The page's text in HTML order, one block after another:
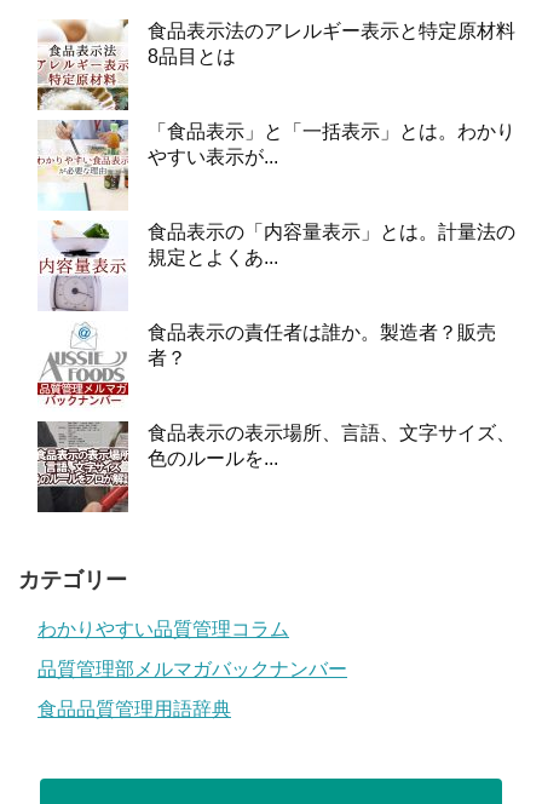
食品表示法のアレルギー表示と特定原材料
8品目とは
「食品表示」と「一括表示」とは。わかり
やすい表示が...
食品表示の「内容量表示」とは。計量法の
規定とよくあ...
食品表示の責任者は誰か。製造者？販売
者？
食品表示の表示場所、言語、文字サイズ、
色のルールを...
カテゴリー
わかりやすい品質管理コラム
品質管理部メルマガバックナンバー
食品品質管理用語辞典